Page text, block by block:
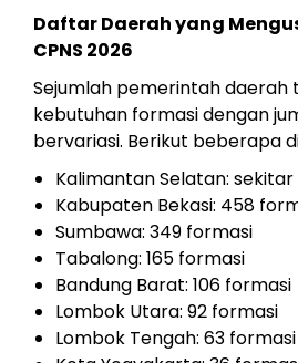
Daftar Daerah yang
CPNS 2026
Sejumlah pemerintah daerah
kebutuhan formasi dengan
bervariasi. Berikut beberapa
Kalimantan Selatan:
Kabupaten Bekasi: 458
Sumbawa: 349 formasi
Tabalong: 165 formasi
Bandung Barat: 106 formasi
Lombok Utara: 92 formasi
Lombok Tengah: 63 formasi